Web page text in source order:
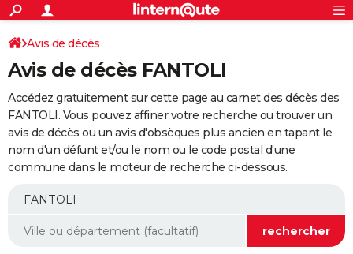
ACTUALITÉS
Politique
Société
Faits Divers
Education
Monde
Villes
+
SPORT
Coupe du monde 2026
Football
Tennis
Cyclisme
Rugby
Forum
Programme TV
TNT
Streaming
Cinéma
Sorties cinéma
Musique
+
FINANCE
Retraite
Epargne
Immobilier
Risques naturels par ville
Banque
Assurance
AUTO
Essais
Réserver un essai
Citadines
Berlines
SUV
Forum auto
+
Mobiles
Meilleur smartphone
Internet
Ordinateurs
Jeux vidéo
Guide high-tech
Aménagement intérieur
Avis de décès
Avis de décès FANTOLI
Accédez gratuitement sur cette page au carnet des décès des
FANTOLI. Vous pouvez affiner votre recherche ou trouver un
avis de décès ou un avis d'obsèques plus ancien en tapant le
nom d'un défunt et/ou le nom ou le code postal d'une
commune dans le moteur de recherche ci-dessous.